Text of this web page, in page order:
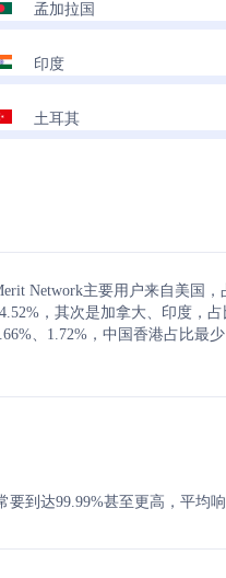
孟加拉国
印度
土耳其
Network主要用户来自美国，
，其次是加拿大、印度，
、1.72%，中国香港占比最少
到达99.99%甚至更高，平均